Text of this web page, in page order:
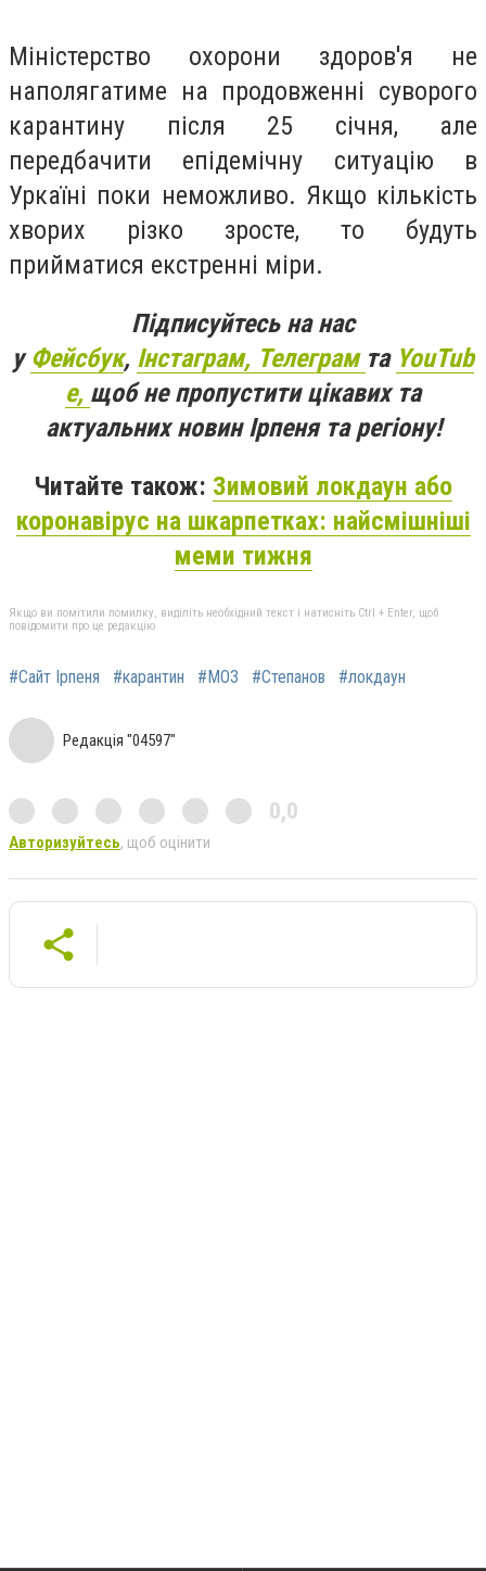
Міністерство охорони здоров'я не
наполягатиме на продовженні суворого
карантину після 25 січня, але
передбачити епідемічну ситуацію в
Уркаїні поки неможливо. Якщо кількість
хворих різко зросте, то будуть
прийматися екстренні міри.
Підписуйтесь на нас
уФейсбук, Інстаграм, Телеграм та YouTub
e, щоб не пропустити цікавих та
актуальних новин Ірпеня та регіону!
Читайте також: Зимовий локдаун або
коронавірус на шкарпетках: найсмішніші
меми тижня
Якщо ви помітили помилку, виділіть необхідний текст і натисніть Ctrl + Enter, щоб
повідомити про це редакцію
#Сайт Ірпеня #карантин #МОЗ #Степанов #локдаун
Редакція "04597"
0,0
Авторизуйтесь, щоб оцінити